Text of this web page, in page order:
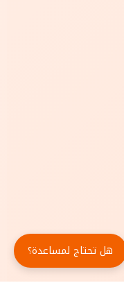
هل تحتاج لمساعدة؟